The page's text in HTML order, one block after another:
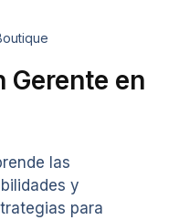
Gerente en
las
y
para